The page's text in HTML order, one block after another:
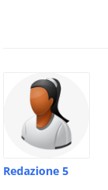
Redazione 5